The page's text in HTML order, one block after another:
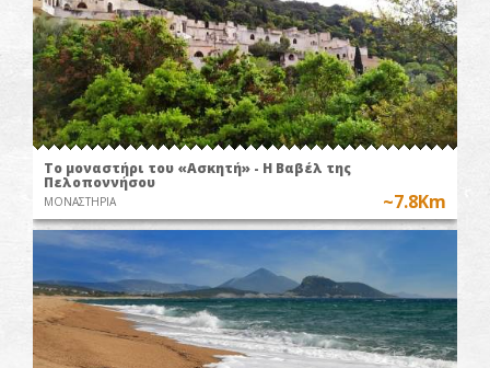
Το μοναστήρι του «Ασκητή» - Η Βαβέλ της
Πελοποννήσου
ΜΟΝΑΣΤΗΡΙΑ ~7.8Km